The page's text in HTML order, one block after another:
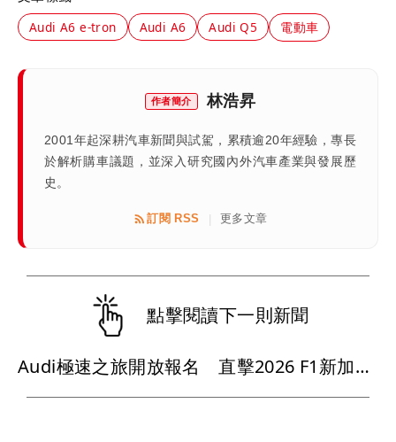
Audi A6 e-tron Audi A6 Audi Q5 電動車
作者簡介 林浩昇
2001年起深耕汽車新聞與試駕，累積逾20年經驗，專長
於解析購車議題，並深入研究國內外汽車產業與發展歷
史。
訂閱 RSS | 更多文章
點擊閱讀下一則新聞
Audi極速之旅開放報名 直擊2026 F1新加坡大獎賽、走進四環競速世界